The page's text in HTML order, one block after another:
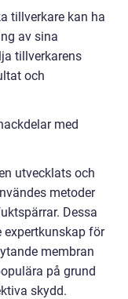
tillverkare kan ha
av sina
tillverkarens
och
med
utvecklats och
metoder
Dessa
expertkunskap för
membran
på grund
skydd.